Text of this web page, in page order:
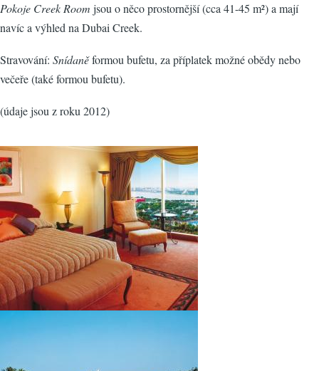
Pokoje Creek Room jsou o něco prostornější (cca 41-45 m²) a mají
navíc a výhled na Dubai Creek.
Stravování: Snídaněformou bufetu, za příplatek možné obědy nebo
večeře (také formou bufetu).
(údaje jsou z roku 2012)